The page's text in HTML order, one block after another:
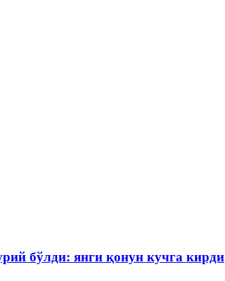
бўлди: янги қонун кучга кирди